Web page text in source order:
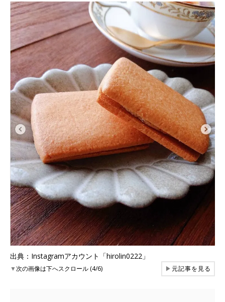
出典：Instagramアカウント「hirolin0222」
▼次の画像は下へスクロール (4/6) ▶元記事を見る